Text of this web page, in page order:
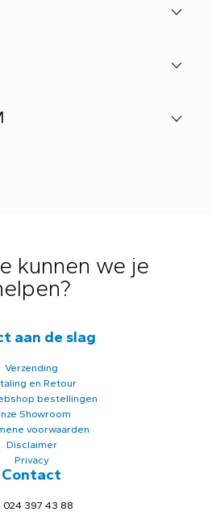
kunnen we je
aan de slag
Verzending
en Retour
bestellingen
Showroom
voorwaarden
Disclaimer
Privacy
Contact
024 397 43 88